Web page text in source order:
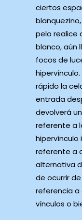
ciertos
pelo realice
blanco, aún
focos de
rápido la
entrada
devolverá
referente a
hipervínculo
referente a
alternativa
de ocurrir
referencia
vínculos o